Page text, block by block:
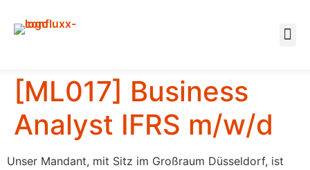
[ML017] Business
Analyst IFRS m/w/d
Unser Mandant, mit Sitz im Großraum Düsseldorf, ist